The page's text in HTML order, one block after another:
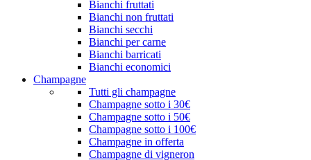
Bianchi fruttati
Bianchi non fruttati
Bianchi secchi
Bianchi per carne
Bianchi barricati
Bianchi economici
Champagne
Tutti gli champagne
Champagne sotto i 30€
Champagne sotto i 50€
Champagne sotto i 100€
Champagne in offerta
Champagne di vigneron